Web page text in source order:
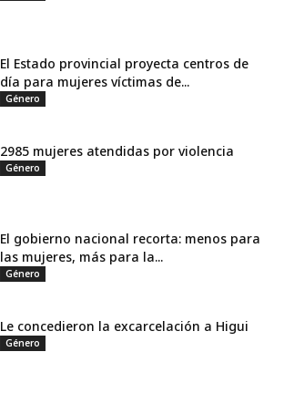
El Estado provincial proyecta centros de
día para mujeres víctimas de...
Género
2985 mujeres atendidas por violencia
Género
El gobierno nacional recorta: menos para
las mujeres, más para la...
Género
Le concedieron la excarcelación a Higui
Género